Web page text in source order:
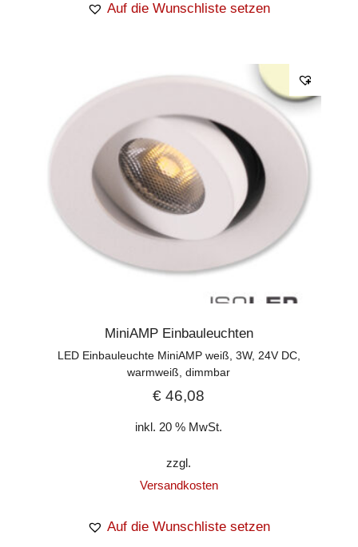
Auf die Wunschliste setzen
MiniAMP Einbauleuchten
LED Einbauleuchte MiniAMP weiß, 3W, 24V DC,
warmweiß, dimmbar
€ 46,08
inkl. 20 % MwSt.
zzgl.
Versandkosten
Auf die Wunschliste setzen